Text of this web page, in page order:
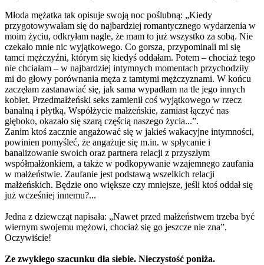
Młoda mężatka tak opisuje swoją noc poślubną: „Kiedy
przygotowywałam się do najbardziej romantycznego wydarzenia w
moim życiu, odkryłam nagle, że mam to już wszystko za sobą. Nie
czekało mnie nic wyjątkowego. Co gorsza, przypominali mi się
tamci mężczyźni, którym się kiedyś oddałam. Potem – chociaż tego
nie chciałam – w najbardziej intymnych momentach przychodziły
mi do głowy porównania męża z tamtymi mężczyznami. W końcu
zaczęłam zastanawiać się, jak sama wypadłam na tle jego innych
kobiet. Przedmałżeński seks zamienił coś wyjątkowego w rzecz
banalną i płytką. Współżycie małżeńskie, zamiast łączyć nas
głęboko, okazało się szarą częścią naszego życia...”.
Zanim ktoś zacznie angażować się w jakieś wakacyjne intymności,
powinien pomyśleć, że angażuje się m.in. w spłycanie i
banalizowanie swoich oraz partnera relacji z przyszłym
współmałżonkiem, a także w podkopywanie wzajemnego zaufania
w małżeństwie. Zaufanie jest podstawą wszelkich relacji
małżeńskich. Będzie ono większe czy mniejsze, jeśli ktoś oddał się
już wcześniej innemu?...
Jedna z dziewcząt napisała: „Nawet przed małżeństwem trzeba być
wiernym swojemu mężowi, chociaż się go jeszcze nie zna”.
Oczywiście!
Ze zwykłego szacunku dla siebie. Nieczystość poniża.